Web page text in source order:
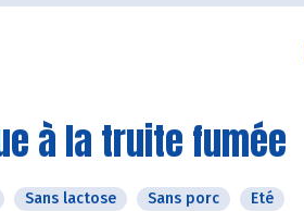
à la truite fumée
Sans lactose Sans porc Eté